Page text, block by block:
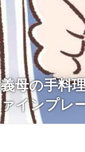
義母の手料
ァインプレ